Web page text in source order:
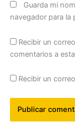
Guarda mi
navegador para la
Recibir un
comentarios a
Recibir un